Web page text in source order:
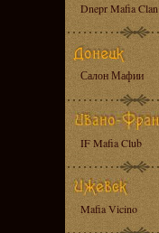
Dnepr Mafia Clan
Салон Мафии
IF Mafia Club
Mafia Vicino